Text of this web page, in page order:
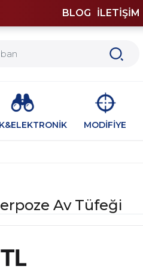
BLOG İLETİŞİM
MODİFİYE
Av Tüfeği